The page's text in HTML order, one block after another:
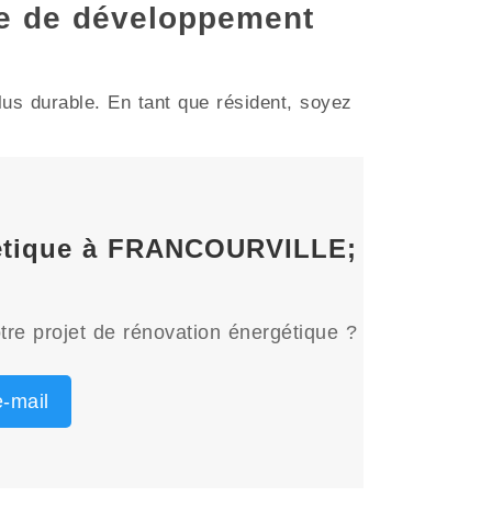
de développement
durable. En tant que résident, soyez
à FRANCOURVILLE;
projet de rénovation énergétique ?
mail